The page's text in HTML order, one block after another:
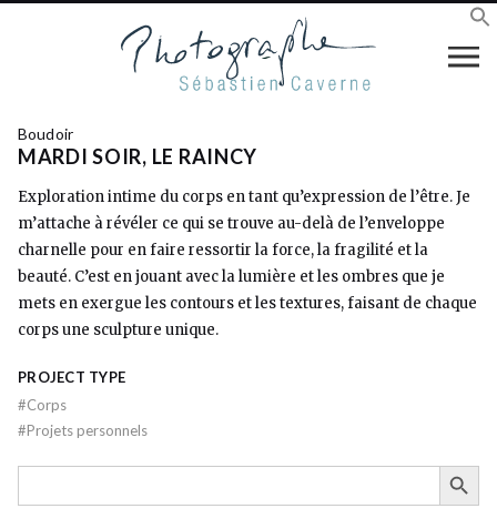
Boudoir
MARDI SOIR, LE RAINCY
Exploration intime du corps en tant qu’expression de l’être. Je
m’attache à révéler ce qui se trouve au-delà de l’enveloppe
charnelle pour en faire ressortir la force, la fragilité et la
beauté. C’est en jouant avec la lumière et les ombres que je
mets en exergue les contours et les textures, faisant de chaque
corps une sculpture unique.
PROJECT TYPE
#Corps
#Projets personnels
Search
SEARCH BUTTON